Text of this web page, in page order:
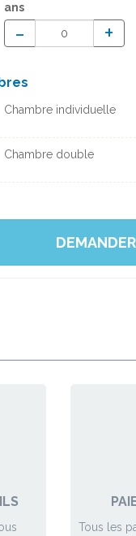
ans
- +
Chambre individuelle
Chambre double
Tous les